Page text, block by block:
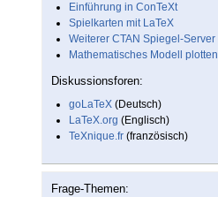
Einführung in ConTeXt
Spielkarten mit LaTeX
Weiterer CTAN Spiegel-Server
Mathematisches Modell plotten
Diskussionsforen:
goLaTeX (Deutsch)
LaTeX.org (Englisch)
TeXnique.fr (französisch)
Frage-Themen: